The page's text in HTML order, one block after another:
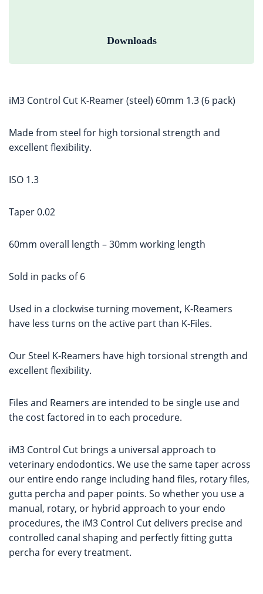
Downloads
iM3 Control Cut K-Reamer (steel) 60mm 1.3 (6 pack)
Made from steel for high torsional strength and
excellent flexibility.
ISO 1.3
Taper 0.02
60mm overall length – 30mm working length
Sold in packs of 6
Used in a clockwise turning movement, K-Reamers
have less turns on the active part than K-Files.
Our Steel K-Reamers have high torsional strength and
excellent flexibility.
Files and Reamers are intended to be single use and
the cost factored in to each procedure.
iM3 Control Cut brings a universal approach to
veterinary endodontics. We use the same taper across
our entire endo range including hand files, rotary files,
gutta percha and paper points. So whether you use a
manual, rotary, or hybrid approach to your endo
procedures, the iM3 Control Cut delivers precise and
controlled canal shaping and perfectly fitting gutta
percha for every treatment.